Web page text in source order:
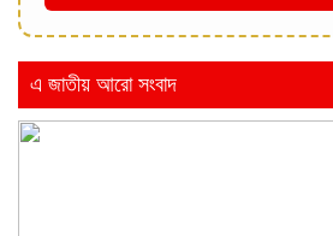
এ জাতীয় আরো সংবাদ